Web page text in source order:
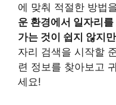
에 맞춰 적절한 방법
운 환경에서 일자리
가는 것이 쉽지 않지
자리 검색을 시작할
련 정보를 찾아보고
세요!